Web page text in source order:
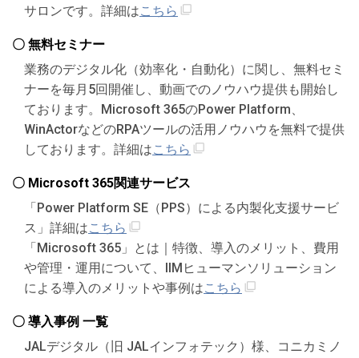
サロンです。詳細はこちら
〇 無料セミナー
業務のデジタル化（効率化・自動化）に関し、無料セミ
ナーを毎月5回開催し、動画でのノウハウ提供も開始し
ております。Microsoft 365のPower Platform、
WinActorなどのRPAツールの活用ノウハウを無料で提供
しております。詳細はこちら
〇 Microsoft 365関連サービス
「Power Platform SE（PPS）による内製化支援サービ
ス」詳細はこちら
「Microsoft 365」とは｜特徴、導入のメリット、費用
や管理・運用について、IIMヒューマンソリューション
による導入のメリットや事例はこちら
〇 導入事例 一覧
JALデジタル（旧 JALインフォテック）様、コニカミノ